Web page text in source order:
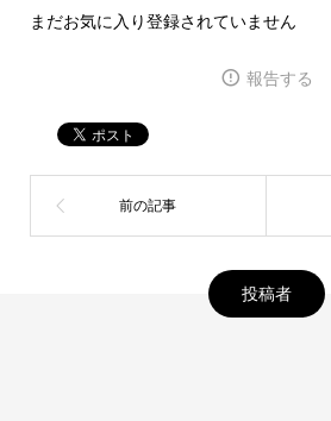
まだお気に入り登録されていません
報告する
投稿者